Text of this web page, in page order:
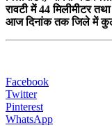
रावटी में 44 मिलीमीटर
आज दिनांक तक जिले में कुल
Facebook
Twitter
Pinterest
WhatsApp